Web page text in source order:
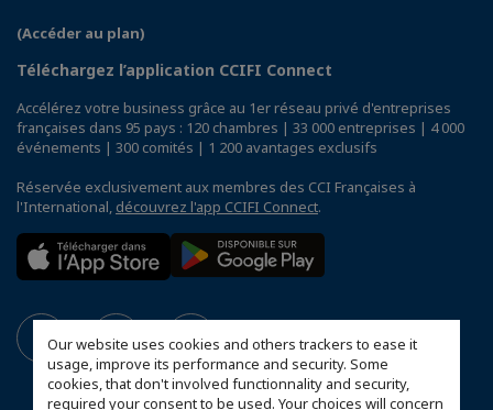
Our website uses cookies and others trackers to ease it
usage, improve its performance and security. Some
cookies, that don't involved functionnality and security,
required your consent to be used. Your choices will concern
(Accéder au plan)
Téléchargez l’application CCIFI Connect
Accélérez votre business grâce au 1er réseau privé d'entreprises
françaises dans 95 pays : 120 chambres | 33 000 entreprises | 4 000
événements | 300 comités | 1 200 avantages exclusifs
Réservée exclusivement aux membres des CCI Françaises à
l'International, découvrez l'app CCIFI Connect.